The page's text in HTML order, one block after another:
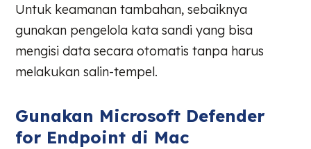
Untuk keamanan tambahan, sebaiknya
gunakan pengelola kata sandi yang bisa
mengisi data secara otomatis tanpa harus
melakukan salin-tempel.
Gunakan Microsoft Defender
for Endpoint di Mac